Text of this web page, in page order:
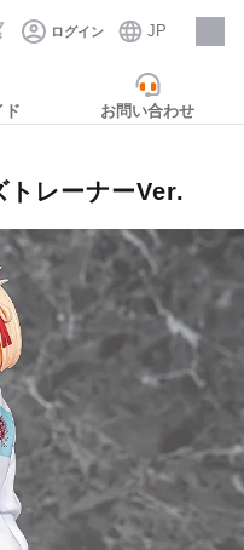
ログイン JP
採用情報
ド お問い合わせ
トレーナーVer.